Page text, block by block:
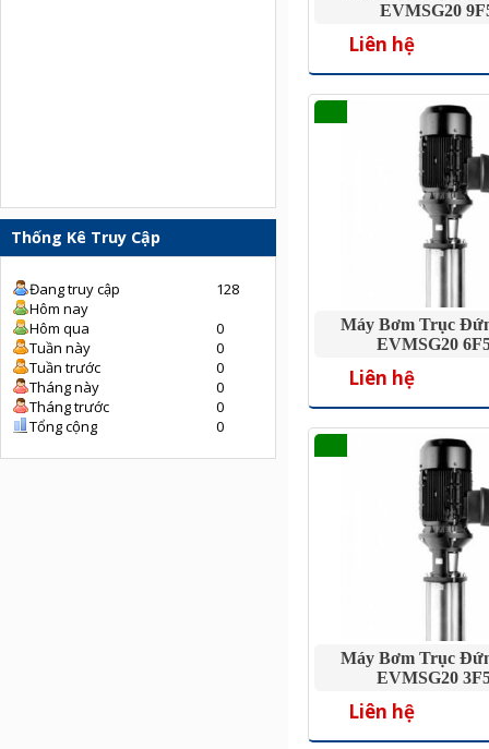
Thống Kê Truy Cập
Đang truy cập
128
Hôm nay
Hôm qua
0
Tuần này
0
Tuần trước
0
Tháng này
0
Tháng trước
0
Tổng cộng
0
EVMSG20
Liên hệ
Máy Bơm Trục
EVMSG20
Liên hệ
Máy Bơm Trục
EVMSG20
Liên hệ